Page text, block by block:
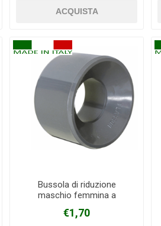
Bussola di riduzione
maschio femmina a
X 40 mm
€1,70